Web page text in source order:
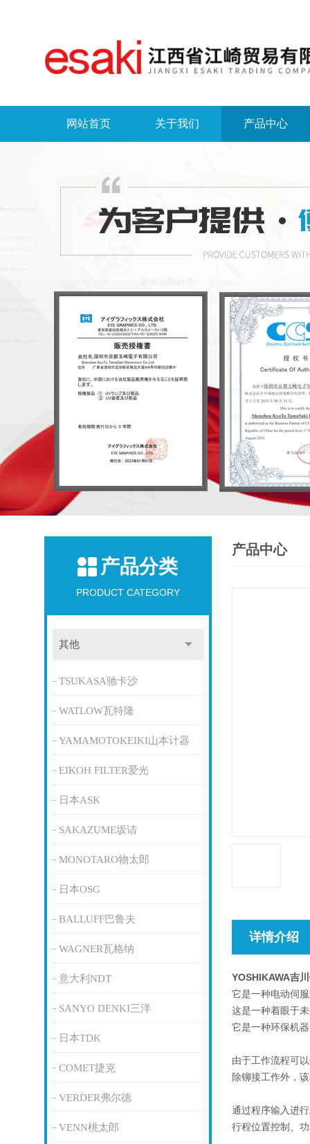
网站首页 关于我们 产品中心
产品分类
PRODUCT CATEGORY
其他
TSUKASA驰卡沙
WATLOW瓦特隆
YAMAMOTOKEIKI山本计器
EIKOH FILTER爱光
日本ASK
SAKAZUME坂诘
MONOTARO物太郎
日本OSG
BALLUFF巴鲁夫
WAGNER瓦格纳
意大利NDT
SANYO DENKI三洋
日本TDK
COMET捷克
VERDER弗尔德
VENN桃太郎
产品中心
详情介绍
YOSHIKAWA吉
它是一种电动伺
这是一种着眼于
它是一种环保机
由于工作流程可
除铆接工作外，
通过程序输入进
行程位置控制、